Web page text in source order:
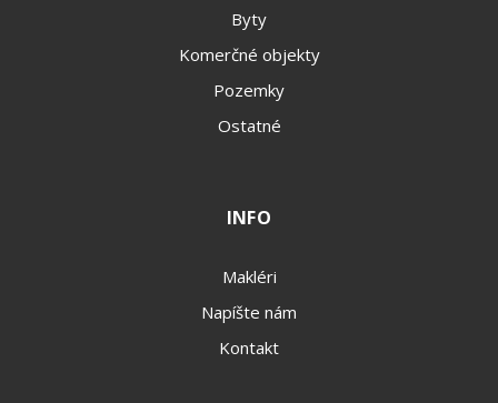
Byty
Komerčné objekty
Pozemky
Ostatné
INFO
Makléri
Napíšte nám
Kontakt